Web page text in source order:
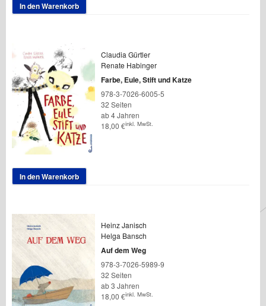
In den Warenkorb
Claudia Gürtler
Renate Habinger
Farbe, Eule, Stift und Katze
978-3-7026-6005-5
32 Seiten
ab 4 Jahren
18,00 €inkl. MwSt.
In den Warenkorb
Heinz Janisch
Helga Bansch
Auf dem Weg
978-3-7026-5989-9
32 Seiten
ab 3 Jahren
18,00 €inkl. MwSt.